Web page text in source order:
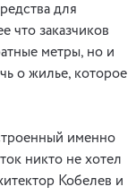
для
что заказчиков
метры, но и
о жилье, которое
именно
никто не хотел
Кобелев и